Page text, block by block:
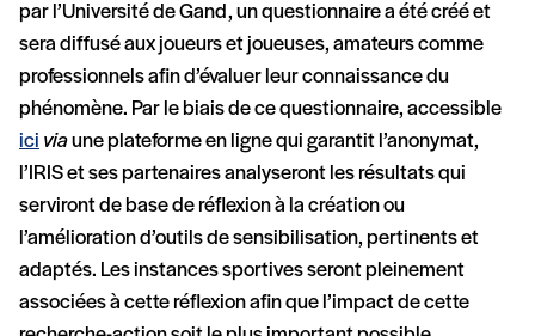
par l’Université de Gand, un questionnaire a été créé et
sera diffusé aux joueurs et joueuses, amateurs comme
professionnels afin d’évaluer leur connaissance du
phénomène. Par le biais de ce questionnaire, accessible
ici viaune plateforme en ligne qui garantit l’anonymat,
l’IRIS et ses partenaires analyseront les résultats qui
serviront de base de réflexion à la création ou
l’amélioration d’outils de sensibilisation, pertinents et
adaptés. Les instances sportives seront pleinement
associées à cette réflexion afin que l’impact de cette